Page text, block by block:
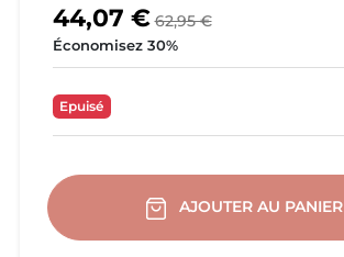
44,07 € 62,95 €
Économisez 30%
Epuisé
AJOUTER AU PANIER